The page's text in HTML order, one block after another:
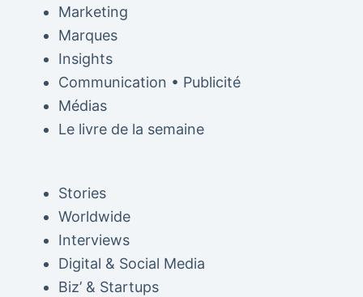
Marketing
Marques
Insights
Communication • Publicité
Médias
Le livre de la semaine
Stories
Worldwide
Interviews
Digital & Social Media
Biz’ & Startups